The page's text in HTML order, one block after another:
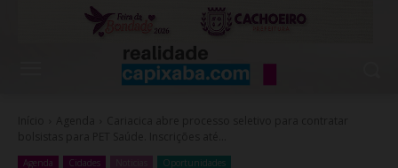
Agenda Cidades Oportunidades